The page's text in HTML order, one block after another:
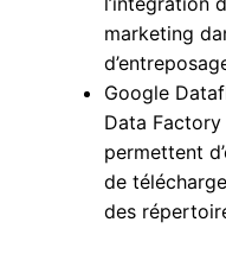
marketing
Google
Data Factory
permettent
de
des